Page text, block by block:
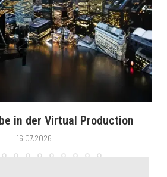
in der Virtual Production
16.07.2026